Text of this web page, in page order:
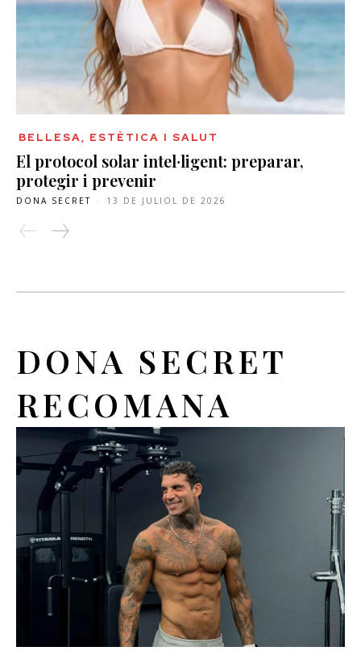
BELLESA, ESTÈTICA I SALUT
El protocol solar intel·ligent: preparar,
protegir i prevenir
DONA SECRET - 13 DE JULIOL DE 2026
DONA SECRET
RECOMANA